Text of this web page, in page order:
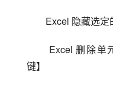
Excel 隐藏选
键】